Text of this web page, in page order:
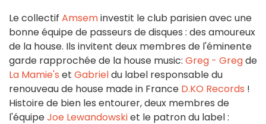
Le collectif Amseminvestit le club parisien avec une
bonne équipe de passeurs de disques : des amoureux
de la house. Ils invitent deux membres de l'éminente
garde rapprochée de la house music: Greg - Gregde
La Mamie's et Gabrieldu label responsable du
renouveau de house made in France D.KO Records !
Histoire de bien les entourer, deux membres de
l'équipeJoe Lewandowskiet le patron du label :